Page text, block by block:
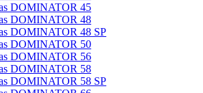
DOMINATOR 45
DOMINATOR 48
DOMINATOR 48 SP
DOMINATOR 50
DOMINATOR 56
DOMINATOR 58
DOMINATOR 58 SP